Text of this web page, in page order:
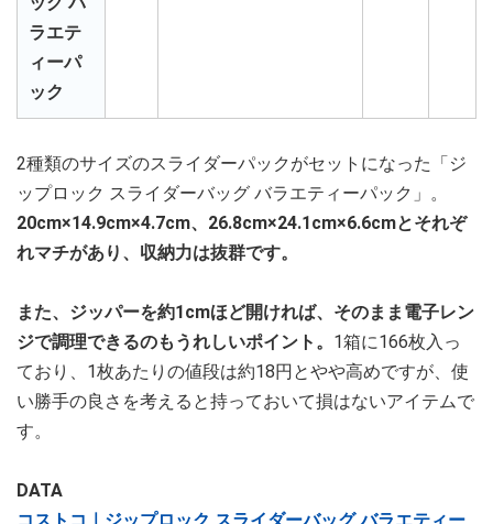
ラエテ
ィーパ
ック
2種類のサイズのスライダーパックがセットになった「ジ
ップロック スライダーバッグ バラエティーパック」。
20cm×14.9cm×4.7cm、26.8cm×24.1cm×6.6cmとそれぞ
れマチがあり、収納力は抜群です。
また、ジッパーを約1cmほど開ければ、そのまま電子レン
ジで調理できるのもうれしいポイント。 1箱に166枚入っ
ており、1枚あたりの値段は約18円とやや高めですが、使
い勝手の良さを考えると持っておいて損はないアイテムで
す。
DATA
コストコ｜ジップロック スライダーバッグ バラエティー